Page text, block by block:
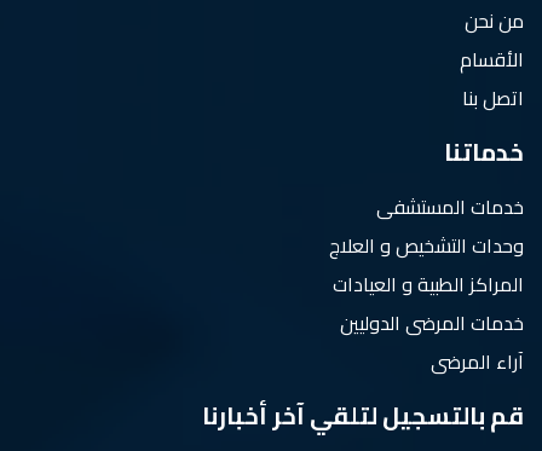
من نحن
الأقسام
اتصل بنا
خدماتنا
خدمات المستشفى
وحدات التشخيص و العلاج
المراكز الطبية و العيادات
خدمات المرضى الدوليين
آراء المرضى
قم بالتسجيل لتلقي آخر أخبارنا